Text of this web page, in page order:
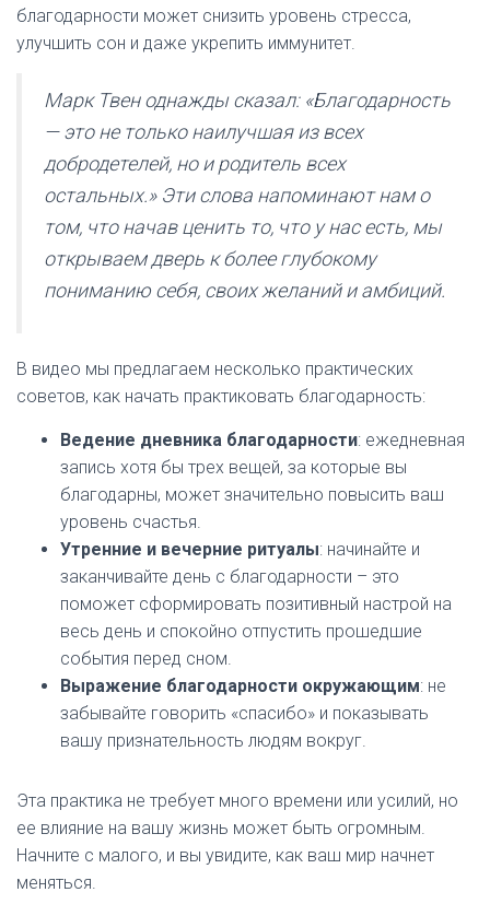
благодарности может снизить уровень стресса,
улучшить сон и даже укрепить иммунитет.
Марк Твен однажды сказал: «Благодарность
— это не только наилучшая из всех
добродетелей, но и родитель всех
остальных.» Эти слова напоминают нам о
том, что начав ценить то, что у нас есть, мы
открываем дверь к более глубокому
пониманию себя, своих желаний и амбиций.
В видео мы предлагаем несколько практических
советов, как начать практиковать благодарность:
Ведение дневника благодарности: ежедневная
запись хотя бы трех вещей, за которые вы
благодарны, может значительно повысить ваш
уровень счастья.
Утренние и вечерние ритуалы: начинайте и
заканчивайте день с благодарности – это
поможет сформировать позитивный настрой на
весь день и спокойно отпустить прошедшие
события перед сном.
Выражение благодарности окружающим: не
забывайте говорить «спасибо» и показывать
вашу признательность людям вокруг.
Эта практика не требует много времени или усилий, но
ее влияние на вашу жизнь может быть огромным.
Начните с малого, и вы увидите, как ваш мир начнет
меняться.